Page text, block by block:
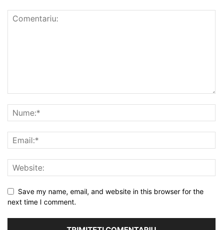
Save my name, email, and website in this browser for the
next time I comment.